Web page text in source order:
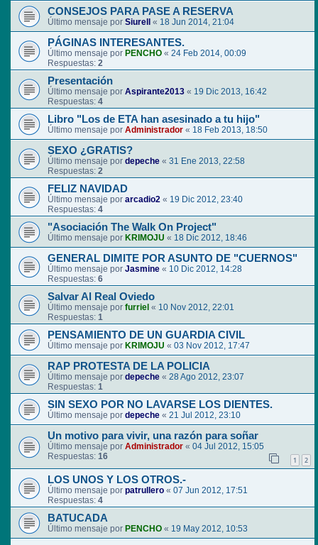
CONSEJOS PARA PASE A RESERVA
Último mensaje por Siurell « 18 Jun 2014, 21:04
PÁGINAS INTERESANTES.
Último mensaje por PENCHO « 24 Feb 2014, 00:09
Respuestas: 2
Presentación
Último mensaje por Aspirante2013 « 19 Dic 2013, 16:42
Respuestas: 4
Libro "Los de ETA han asesinado a tu hijo"
Último mensaje por Administrador « 18 Feb 2013, 18:50
SEXO ¿GRATIS?
Último mensaje por depeche « 31 Ene 2013, 22:58
Respuestas: 2
FELIZ NAVIDAD
Último mensaje por arcadio2 « 19 Dic 2012, 23:40
Respuestas: 4
"Asociación The Walk On Project"
Último mensaje por KRIMOJU « 18 Dic 2012, 18:46
GENERAL DIMITE POR ASUNTO DE "CUERNOS"
Último mensaje por Jasmine « 10 Dic 2012, 14:28
Respuestas: 6
Salvar Al Real Oviedo
Último mensaje por furriel « 10 Nov 2012, 22:01
Respuestas: 1
PENSAMIENTO DE UN GUARDIA CIVIL
Último mensaje por KRIMOJU « 03 Nov 2012, 17:47
RAP PROTESTA DE LA POLICIA
Último mensaje por depeche « 28 Ago 2012, 23:07
Respuestas: 1
SIN SEXO POR NO LAVARSE LOS DIENTES.
Último mensaje por depeche « 21 Jul 2012, 23:10
Un motivo para vivir, una razón para soñar
Último mensaje por Administrador « 04 Jul 2012, 15:05
Respuestas: 16 1 2
LOS UNOS Y LOS OTROS.-
Último mensaje por patrullero « 07 Jun 2012, 17:51
Respuestas: 4
BATUCADA
Último mensaje por PENCHO « 19 May 2012, 10:53